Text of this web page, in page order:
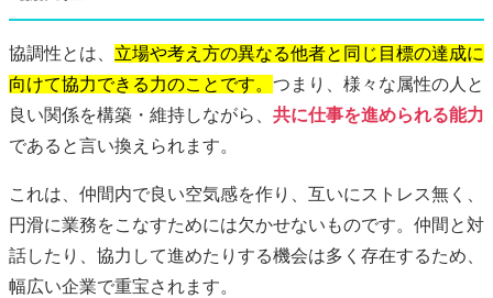
協調性とは、 立場や考え方の異なる他者と同じ目標の達成に
向けて協力できる力のことです。 つまり、様々な属性の人と
良い関係を構築・維持しながら、 共に仕事を進められる能力
であると言い換えられます。
これは、仲間内で良い空気感を作り、互いにストレス無く、
円滑に業務をこなすためには欠かせないものです。仲間と対
話したり、協力して進めたりする機会は多く存在するため、
幅広い企業で重宝されます。